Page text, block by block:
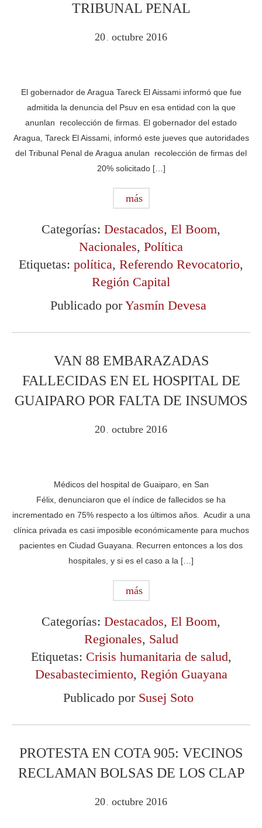
TRIBUNAL PENAL
20 . octubre 2016
El gobernador de Aragua Tareck El Aissami informó que fue
admitida la denuncia del Psuv en esa entidad con la que
anunlan recolección de firmas. El gobernador del estado
Aragua, Tareck El Aissami, informó este jueves que autoridades
del Tribunal Penal de Aragua anulan recolección de firmas del
20% solicitado […]
más
Categorías: Destacados, El Boom,
Nacionales, Política
Etiquetas: política, Referendo Revocatorio,
Región Capital
Publicado porYasmín Devesa
VAN 88 EMBARAZADAS
FALLECIDAS EN EL HOSPITAL DE
GUAIPARO POR FALTA DE INSUMOS
20 . octubre 2016
Médicos del hospital de Guaiparo, en San
Félix, denunciaron que el índice de fallecidos se ha
incrementado en 75% respecto a los últimos años. Acudir a una
clínica privada es casi imposible económicamente para muchos
pacientes en Ciudad Guayana. Recurren entonces a los dos
hospitales, y si es el caso a la […]
más
Categorías: Destacados, El Boom,
Regionales, Salud
Etiquetas: Crisis humanitaria de salud,
Desabastecimiento, Región Guayana
Publicado por Susej Soto
PROTESTA EN COTA 905: VECINOS
RECLAMAN BOLSAS DE LOS CLAP
20 . octubre 2016